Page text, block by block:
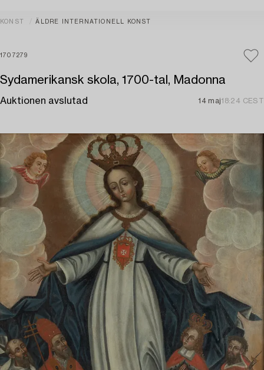
KONST ÄLDRE INTERNATIONELL KONST
1707279
Sydamerikansk skola, 1700-tal, Madonna
Auktionen avslutad 14 maj18:24 CEST